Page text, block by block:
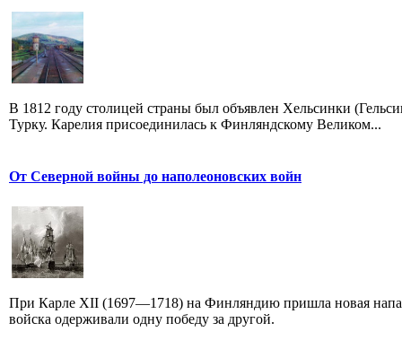
В 1812 году столицей страны был объявлен Хельсинки
Турку. Карелия присоединилась к Финляндскому Великом...
От Северной войны до наполеоновских войн
При Карле XII (1697—1718) на Финляндию пришла новая
войска одерживали одну победу за другой.